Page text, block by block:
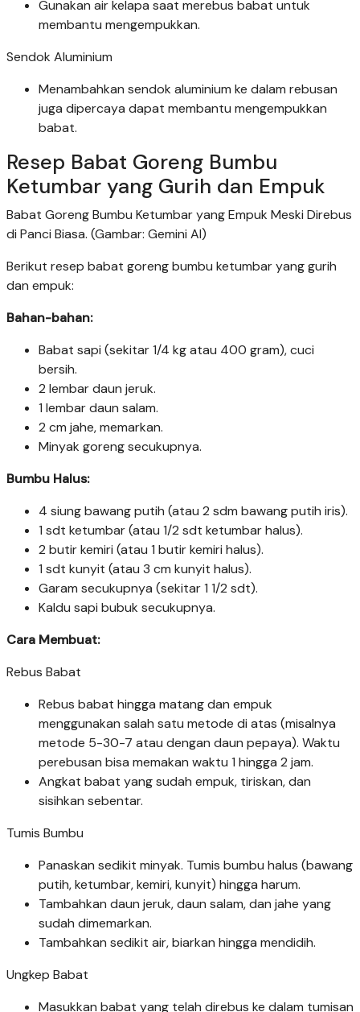
Gunakan air kelapa saat merebus babat untuk
membantu mengempukkan.
Sendok Aluminium
Menambahkan sendok aluminium ke dalam rebusan
juga dipercaya dapat membantu mengempukkan
babat.
Resep Babat Goreng Bumbu
Ketumbar yang Gurih dan Empuk
Babat Goreng Bumbu Ketumbar yang Empuk Meski Direbus
di Panci Biasa. (Gambar: Gemini AI)
Berikut resep babat goreng bumbu ketumbar yang gurih
dan empuk:
Bahan-bahan:
Babat sapi (sekitar 1/4 kg atau 400 gram), cuci
bersih.
2 lembar daun jeruk.
1 lembar daun salam.
2 cm jahe, memarkan.
Minyak goreng secukupnya.
Bumbu Halus:
4 siung bawang putih (atau 2 sdm bawang putih iris).
1 sdt ketumbar (atau 1/2 sdt ketumbar halus).
2 butir kemiri (atau 1 butir kemiri halus).
1 sdt kunyit (atau 3 cm kunyit halus).
Garam secukupnya (sekitar 1 1/2 sdt).
Kaldu sapi bubuk secukupnya.
Cara Membuat:
Rebus Babat
Rebus babat hingga matang dan empuk
menggunakan salah satu metode di atas (misalnya
metode 5-30-7 atau dengan daun pepaya). Waktu
perebusan bisa memakan waktu 1 hingga 2 jam.
Angkat babat yang sudah empuk, tiriskan, dan
sisihkan sebentar.
Tumis Bumbu
Panaskan sedikit minyak. Tumis bumbu halus (bawang
putih, ketumbar, kemiri, kunyit) hingga harum.
Tambahkan daun jeruk, daun salam, dan jahe yang
sudah dimemarkan.
Tambahkan sedikit air, biarkan hingga mendidih.
Ungkep Babat
Masukkan babat yang telah direbus ke dalam tumisan